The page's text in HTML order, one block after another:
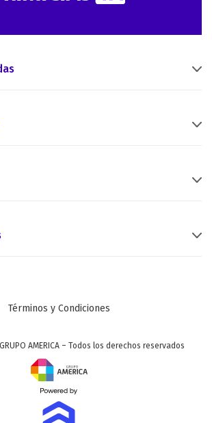
Términos y Condiciones
AMERICA – Todos los derechos reservados